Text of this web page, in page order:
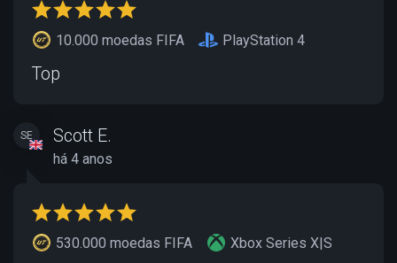
10.000 moedas FIFA PlayStation 4
Top
SE Scott E.
há 4 anos
530.000 moedas FIFA
Xbox Series X|S